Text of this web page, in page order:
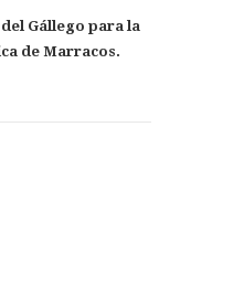
Gállego para la
de Marracos.